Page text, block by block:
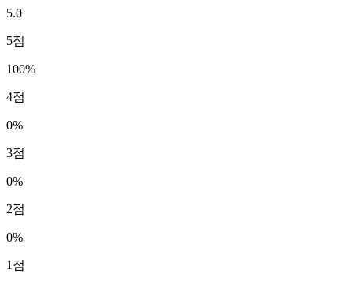
5.0
5점
100%
4점
0%
3점
0%
2점
0%
1 점